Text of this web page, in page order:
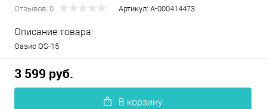
Отзывов: 0 Артикул: А-000414473
Описание товара:
Оазис OS-15
3 599 руб.
В корзину